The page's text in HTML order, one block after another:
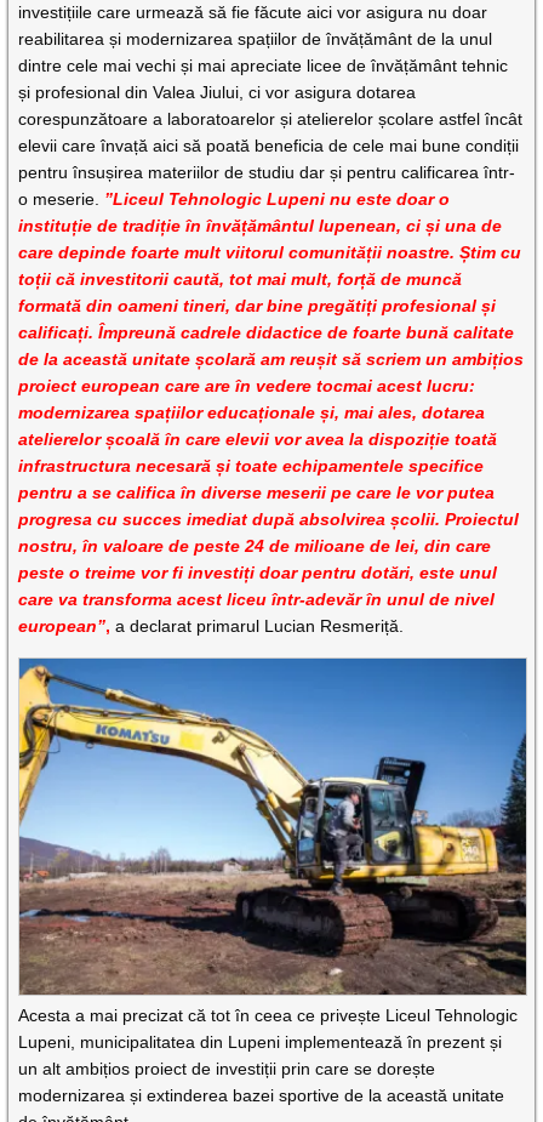
investițiile care urmează să fie făcute aici vor asigura nu doar
reabilitarea și modernizarea spațiilor de învățământ de la unul
dintre cele mai vechi și mai apreciate licee de învățământ tehnic
și profesional din Valea Jiului, ci vor asigura dotarea
corespunzătoare a laboratoarelor și atelierelor școlare astfel încât
elevii care învață aici să poată beneficia de cele mai bune condiții
pentru însușirea materiilor de studiu dar și pentru calificarea într-
o meserie. ”Liceul Tehnologic Lupeni nu este doar o
instituție de tradiție în învățământul lupenean, ci și una de
care depinde foarte mult viitorul comunității noastre. Știm cu
toții că investitorii caută, tot mai mult, forță de muncă
formată din oameni tineri, dar bine pregătiți profesional și
calificați. Împreună cadrele didactice de foarte bună calitate
de la această unitate școlară am reușit să scriem un ambițios
proiect european care are în vedere tocmai acest lucru:
modernizarea spațiilor educaționale și, mai ales, dotarea
atelierelor școală în care elevii vor avea la dispoziție toată
infrastructura necesară și toate echipamentele specifice
pentru a se califica în diverse meserii pe care le vor putea
progresa cu succes imediat după absolvirea școlii. Proiectul
nostru, în valoare de peste 24 de milioane de lei, din care
peste o treime vor fi investiți doar pentru dotări, este unul
care va transforma acest liceu într-adevăr în unul de nivel
european”, a declarat primarul Lucian Resmeriță.
Acesta a mai precizat că tot în ceea ce privește Liceul Tehnologic
Lupeni, municipalitatea din Lupeni implementează în prezent și
un alt ambițios proiect de investiții prin care se dorește
modernizarea și extinderea bazei sportive de la această unitate